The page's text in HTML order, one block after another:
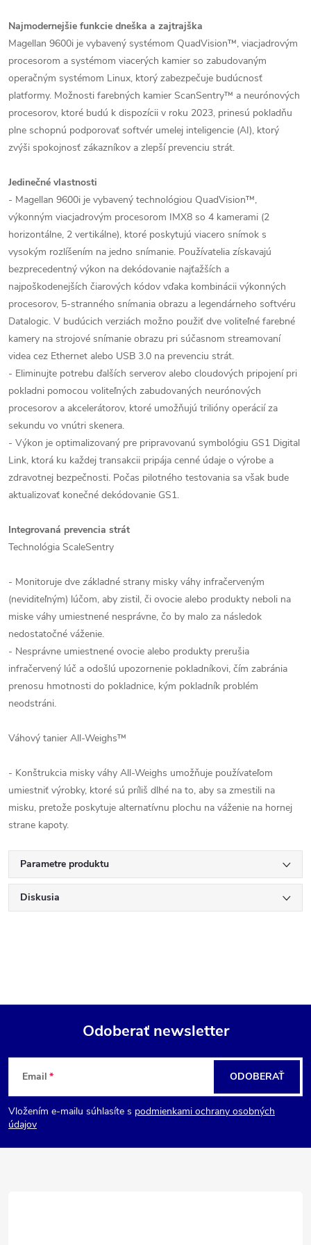
Najmodernejšie funkcie dneška a zajtrajška
Magellan 9600i je vybavený systémom QuadVision™, viacjadrovým
procesorom a systémom viacerých kamier so zabudovaným
operačným systémom Linux, ktorý zabezpečuje budúcnosť
platformy. Možnosti farebných kamier ScanSentry™ a neurónových
procesorov, ktoré budú k dispozícii v roku 2023, prinesú pokladňu
plne schopnú podporovať softvér umelej inteligencie (AI), ktorý
zvýši spokojnosť zákazníkov a zlepší prevenciu strát.
Jedinečné vlastnosti
- Magellan 9600i je vybavený technológiou QuadVision™,
výkonným viacjadrovým procesorom IMX8 so 4 kamerami (2
horizontálne, 2 vertikálne), ktoré poskytujú viacero snímok s
vysokým rozlíšením na jedno snímanie. Používatelia získavajú
bezprecedentný výkon na dekódovanie najťažších a
najpoškodenejších čiarových kódov vďaka kombinácii výkonných
procesorov, 5-stranného snímania obrazu a legendárneho softvéru
Datalogic. V budúcich verziách možno použiť dve voliteľné farebné
kamery na strojové snímanie obrazu pri súčasnom streamovaní
videa cez Ethernet alebo USB 3.0 na prevenciu strát.
- Eliminujte potrebu ďalších serverov alebo cloudových pripojení pri
pokladni pomocou voliteľných zabudovaných neurónových
procesorov a akcelerátorov, ktoré umožňujú trilióny operácií za
sekundu vo vnútri skenera.
- Výkon je optimalizovaný pre pripravovanú symbológiu GS1 Digital
Link, ktorá ku každej transakcii pripája cenné údaje o výrobe a
zdravotnej bezpečnosti. Počas pilotného testovania sa však bude
aktualizovať konečné dekódovanie GS1.
Integrovaná prevencia strát
Technológia ScaleSentry
- Monitoruje dve základné strany misky váhy infračerveným
(neviditeľným) lúčom, aby zistil, či ovocie alebo produkty neboli na
miske váhy umiestnené nesprávne, čo by malo za následok
nedostatočné váženie.
- Nesprávne umiestnené ovocie alebo produkty prerušia
infračervený lúč a odošlú upozornenie pokladníkovi, čím zabránia
prenosu hmotnosti do pokladnice, kým pokladník problém
neodstráni.
Váhový tanier All-Weighs™
- Konštrukcia misky váhy All-Weighs umožňuje používateľom
umiestniť výrobky, ktoré sú príliš dlhé na to, aby sa zmestili na
misku, pretože poskytuje alternatívnu plochu na váženie na hornej
strane kapoty.
Parametre produktu
Diskusia
Z
á
p
Odoberať newsletter
Email
Vložením e-mailu súhlasíte s podmienkami ochrany osobných
údajov
ODOBERAŤ